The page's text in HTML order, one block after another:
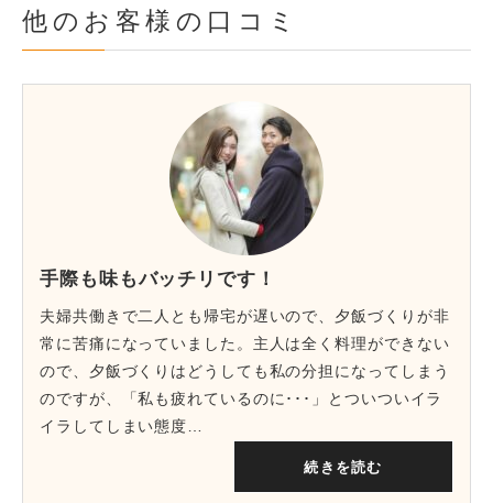
他のお客様の口コミ
手際も味もバッチリです！
夫婦共働きで二人とも帰宅が遅いので、夕飯づくりが非
常に苦痛になっていました。主人は全く料理ができない
ので、夕飯づくりはどうしても私の分担になってしまう
のですが、「私も疲れているのに･･･」とついついイラ
イラしてしまい態度…
続きを読む